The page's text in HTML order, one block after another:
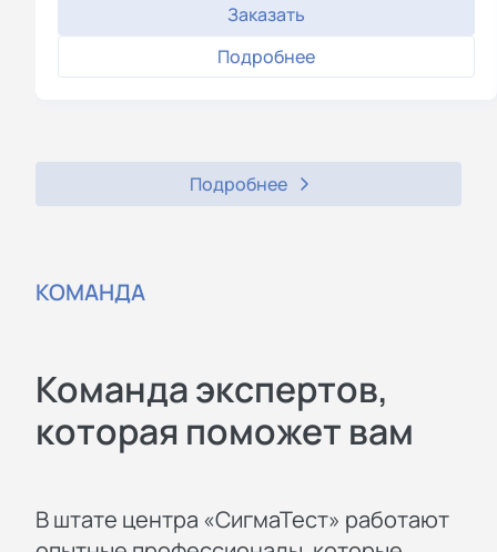
Заказать
Подробнее
Подробнее
КОМАНДА
Команда экспертов,
которая поможет вам
В штате центра «СигмаТест» работают